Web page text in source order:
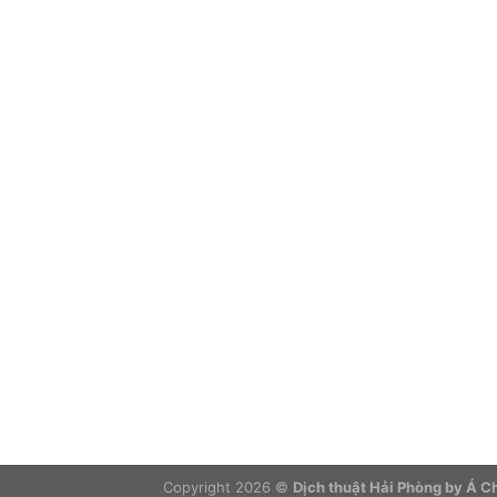
Copyright 2026 © Dịch thuật Hải Phòng by Á